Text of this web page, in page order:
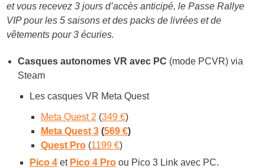
et vous recevez 3 jours d’accès anticipé, le Passe Rallye
VIP pour les 5 saisons et des packs de livrées et de
vêtements pour 3 écuries.
Casques autonomes VR avec PC (mode PCVR) via
Steam
Les casques VR Meta Quest
Meta Quest 2 (349 €)
Meta Quest 3(569 €)
Quest Pro(1199 €)
Pico 4et Pico 4 Proou Pico 3 Link avec PC.